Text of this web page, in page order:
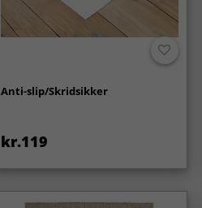
Anti-slip/Skridsikker
kr.119